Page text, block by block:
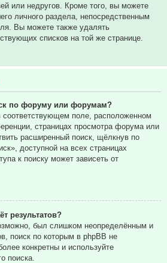
или недругов. Кроме того, вы можете
личного раздела, непосредственным
Вы можете также удалять
списков на той же странице.
по форуму или форумам?
соответствующем поле, расположенном
страницах просмотра форума или
расширенный поиск, щёлкнув по
доступной на всех страницах
к поиску может зависеть от
результатов?
был слишком неопределённым и
поиск по которым в phpBB не
конкретны и используйте
поиска.